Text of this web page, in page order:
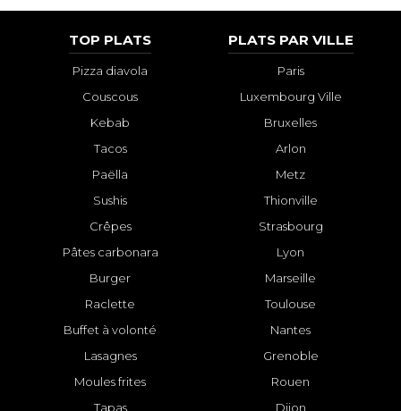
TOP PLATS
Pizza diavola
Couscous
Kebab
Tacos
Paëlla
Sushis
Crêpes
Pâtes carbonara
Burger
Raclette
Buffet à volonté
Lasagnes
Moules frites
Tapas
PLATS PAR VILLE
Paris
Luxembourg Ville
Bruxelles
Arlon
Metz
Thionville
Strasbourg
Lyon
Marseille
Toulouse
Nantes
Grenoble
Rouen
Dijon